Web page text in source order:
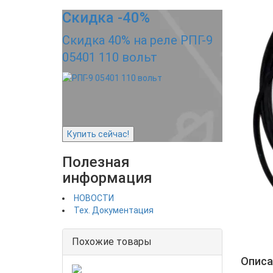
Скидка -40%
Скидка 40% на реле РПГ-9
05401 110 вольт
Купить сейчас!
Полезная
информация
НОВОСТИ
Тех. Документация
Похожие товары